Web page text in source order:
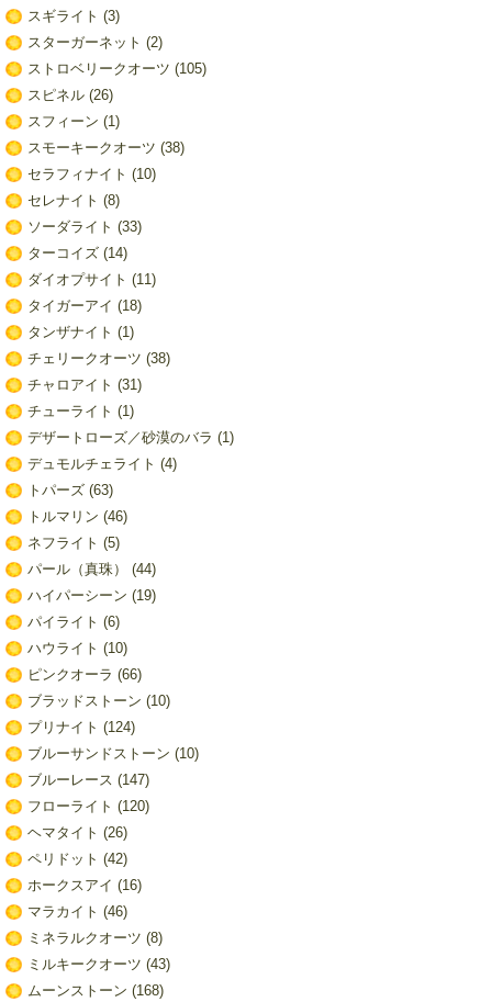
スギライト (3)
スターガーネット (2)
ストロベリークオーツ (105)
スピネル(26)
スフィーン (1)
スモーキークオーツ (38)
セラフィナイト (10)
セレナイト (8)
ソーダライト (33)
ターコイズ(14)
ダイオプサイト (11)
タイガーアイ (18)
タンザナイト (1)
チェリークオーツ (38)
チャロアイト (31)
チューライト (1)
デザートローズ／砂漠のバラ (1)
デュモルチェライト (4)
トパーズ(63)
トルマリン (46)
ネフライト (5)
パール（真珠）
(44)
ハイパーシーン (19)
パイライト (6)
ハウライト (10)
ピンクオーラ (66)
ブラッドストーン (10)
プリナイト (124)
ブルーサンドストーン (10)
ブルーレース (147)
フローライト (120)
ヘマタイト (26)
ペリドット (42)
ホークスアイ (16)
マラカイト (46)
ミネラルクオーツ (8)
ミルキークオーツ (43)
ムーンストーン (168)